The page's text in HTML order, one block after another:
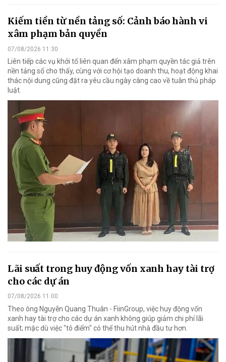
Kiếm tiền từ nền tảng số: Cảnh báo hành vi
xâm phạm bản quyền
07/08/2026 11:30
Liên tiếp các vụ khởi tố liên quan đến xâm phạm quyền tác giả trên
nền tảng số cho thấy, cùng với cơ hội tạo doanh thu, hoạt động khai
thác nội dung cũng đặt ra yêu cầu ngày càng cao về tuân thủ pháp
luật.
Lãi suất trong huy động vốn xanh hay tài trợ
cho các dự án
07/08/2026 11:00
Theo ông Nguyễn Quang Thuân - FiinGroup, việc huy động vốn
xanh hay tài trợ cho các dự án xanh không giúp giảm chi phí lãi
suất; mặc dù việc "tô điểm" có thể thu hút nhà đầu tư hơn.